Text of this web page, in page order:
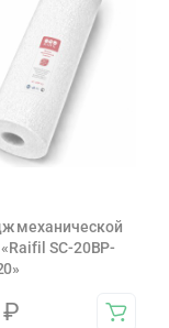
механической
SC-20BP-
₽